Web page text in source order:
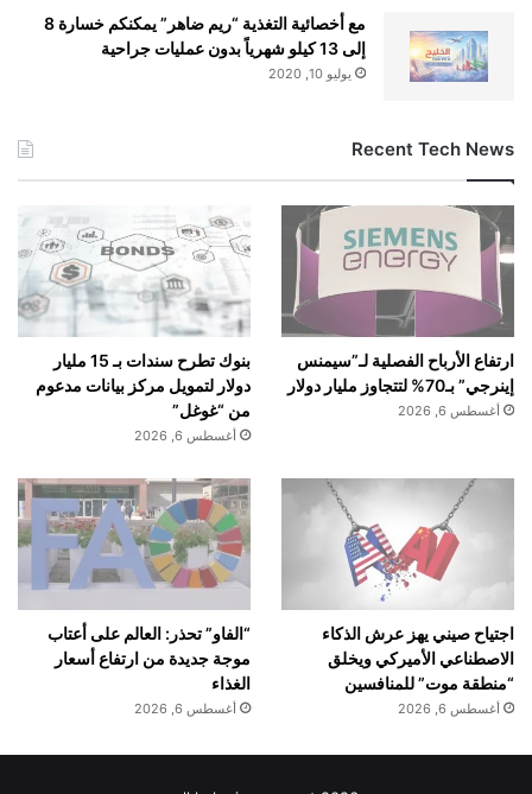
مع أخصائية التغذية “ريم ضاهر” يمكنكم خسارة 8
إلى 13 كيلو شهرياً بدون عمليات جراحية
يوليو 10, 2020
Recent Tech News
ارتفاع الأرباح الفصلية لـ”سيمنس
إينرجي” بـ70% لتتجاوز مليار دولار
أغسطس 6, 2026
بنوك تطرح سندات بـ 15 مليار
دولار لتمويل مركز بيانات مدعوم
من “غوغل”
أغسطس 6, 2026
اجتياح صيني يهز عرش الذكاء
الاصطناعي الأميركي ويخلق
“منطقة موت” للمنافسين
أغسطس 6, 2026
“الفاو” تحذر: العالم على أعتاب
موجة جديدة من ارتفاع أسعار
الغذاء
أغسطس 6, 2026